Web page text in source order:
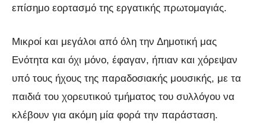
επίσημο εορτασμό της εργατικής πρωτομαγιάς.
Μικροί και μεγάλοι από όλη την Δημοτική μας
Ενότητα και όχι μόνο, έφαγαν, ήπιαν και χόρεψαν
υπό τους ήχους της παραδοσιακής μουσικής, με τα
παιδιά του χορευτικού τμήματος του συλλόγου να
κλέβουν για ακόμη μία φορά την παράσταση.